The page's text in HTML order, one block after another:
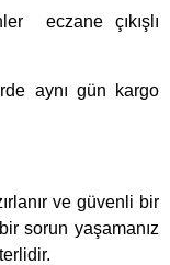
eczane çıkışlı
aynı gün kargo
ve güvenli bir
sorun yaşamanız